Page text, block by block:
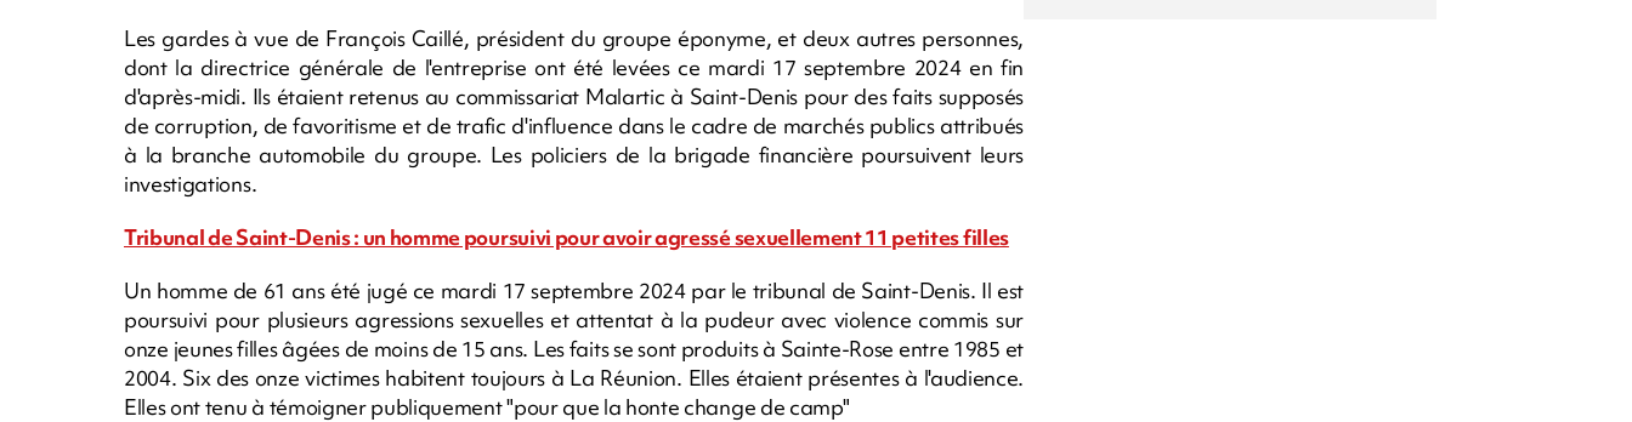
Les gardes à vue de François Caillé, président du groupe éponyme, et deux autres personnes,
dont la directrice générale de l'entreprise ont été levées ce mardi 17 septembre 2024 en fin
d'après-midi. Ils étaient retenus au commissariat Malartic à Saint-Denis pour des faits supposés
de corruption, de favoritisme et de trafic d'influence dans le cadre de marchés publics attribués
à la branche automobile du groupe. Les policiers de la brigade financière poursuivent leurs
investigations.
Tribunal de Saint-Denis : un homme poursuivi pour avoir agressé sexuellement 11 petites filles
Un homme de 61 ans été jugé ce mardi 17 septembre 2024 par le tribunal de Saint-Denis. Il est
poursuivi pour plusieurs agressions sexuelles et attentat à la pudeur avec violence commis sur
onze jeunes filles âgées de moins de 15 ans. Les faits se sont produits à Sainte-Rose entre 1985 et
2004. Six des onze victimes habitent toujours à La Réunion. Elles étaient présentes à l'audience.
Elles ont tenu à témoigner publiquement "pour que la honte change de camp"